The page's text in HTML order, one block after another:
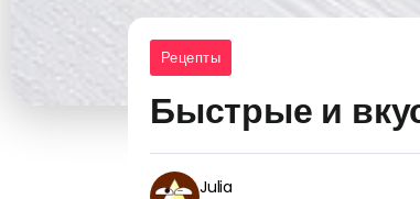
Рецепты
Быстрые и
Julia